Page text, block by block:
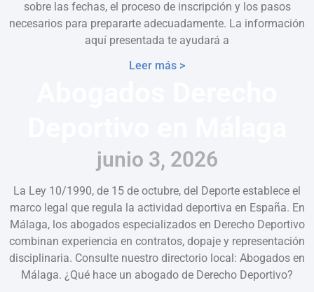
sobre las fechas, el proceso de inscripción y los pasos
necesarios para prepararte adecuadamente. La información
aquí presentada te ayudará a
Leer más >
junio 3, 2026
La Ley 10/1990, de 15 de octubre, del Deporte establece el
marco legal que regula la actividad deportiva en España. En
Málaga, los abogados especializados en Derecho Deportivo
combinan experiencia en contratos, dopaje y representación
disciplinaria. Consulte nuestro directorio local: Abogados en
Málaga. ¿Qué hace un abogado de Derecho Deportivo?